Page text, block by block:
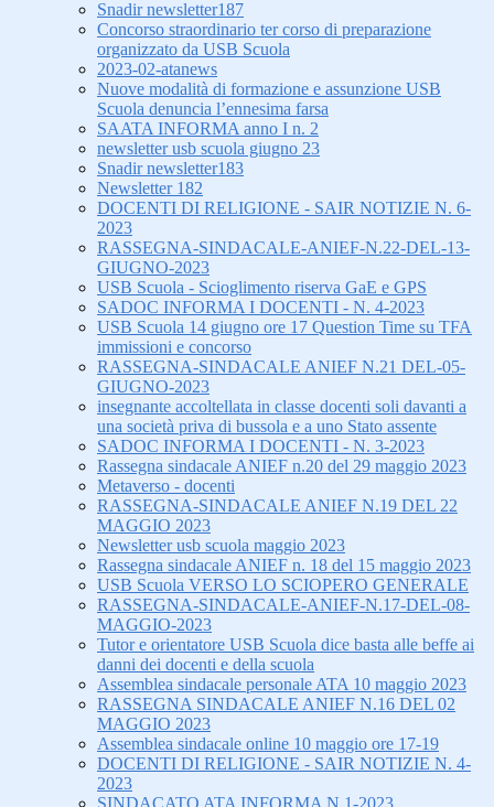
Snadir newsletter187
Concorso straordinario ter corso di preparazione
organizzato da USB Scuola
2023-02-atanews
Nuove modalità di formazione e assunzione USB
Scuola denuncia l’ennesima farsa
SAATA INFORMA anno I n. 2
newsletter usb scuola giugno 23
Snadir newsletter183
Newsletter 182
DOCENTI DI RELIGIONE - SAIR NOTIZIE N. 6-
2023
RASSEGNA-SINDACALE-ANIEF-N.22-DEL-13-
GIUGNO-2023
USB Scuola - Scioglimento riserva GaE e GPS
SADOC INFORMA I DOCENTI - N. 4-2023
USB Scuola 14 giugno ore 17 Question Time su TFA
immissioni e concorso
RASSEGNA-SINDACALE ANIEF N.21 DEL-05-
GIUGNO-2023
insegnante accoltellata in classe docenti soli davanti a
una società priva di bussola e a uno Stato assente
SADOC INFORMA I DOCENTI - N. 3-2023
Rassegna sindacale ANIEF n.20 del 29 maggio 2023
Metaverso - docenti
RASSEGNA-SINDACALE ANIEF N.19 DEL 22
MAGGIO 2023
Newsletter usb scuola maggio 2023
Rassegna sindacale ANIEF n. 18 del 15 maggio 2023
USB Scuola VERSO LO SCIOPERO GENERALE
RASSEGNA-SINDACALE-ANIEF-N.17-DEL-08-
MAGGIO-2023
Tutor e orientatore USB Scuola dice basta alle beffe ai
danni dei docenti e della scuola
Assemblea sindacale personale ATA 10 maggio 2023
RASSEGNA SINDACALE ANIEF N.16 DEL 02
MAGGIO 2023
Assemblea sindacale online 10 maggio ore 17-19
DOCENTI DI RELIGIONE - SAIR NOTIZIE N. 4-
2023